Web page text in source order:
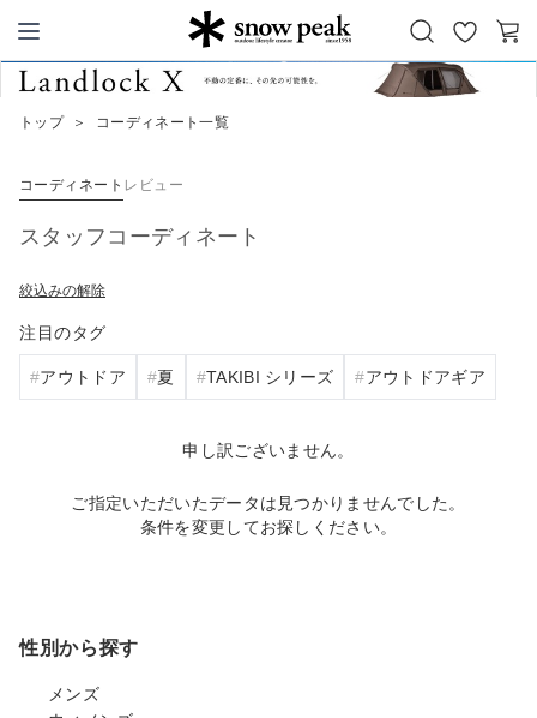
Snow Peak
お
気
カ
トップ ＞ コーディネート一覧
コーディネート レビュー
スタッフコーディネート
絞込みの解除
注目のタグ
アウトドア 夏 TAKIBI シリーズ アウトドアギア
申し訳ございません。
ご指定いただいたデータは見つかりませんでした。
条件を変更してお探しください。
性別から探す
メンズ